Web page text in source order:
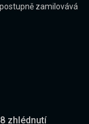
zamilovává
zhlédnutí